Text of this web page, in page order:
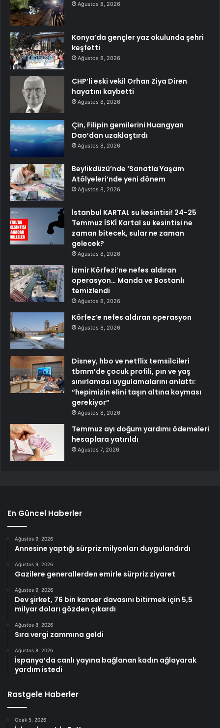
Ağustos 8, 2026
Konya’da gençler yaz okulunda şehri
keşfetti
Ağustos 8, 2026
CHP’li eski vekil Orhan Ziya Diren
hayatını kaybetti
Ağustos 8, 2026
Çin, Filipin gemilerini Huangyan
Dao’dan uzaklaştırdı
Ağustos 8, 2026
Beylikdüzü’nde ‘Sanatla Yaşam
Atölyeleri’nde yeni dönem
Ağustos 8, 2026
İstanbul KARTAL su kesintisi! 24-25
Temmuz İSKİ Kartal su kesintisi ne
zaman bitecek, sular ne zaman
gelecek?
Ağustos 8, 2026
İzmir Körfezi’ne nefes aldıran
operasyon… Manda ve Bostanlı
temizlendi
Ağustos 8, 2026
Körfez’e nefes aldıran operasyon
Ağustos 8, 2026
Disney, hbo ve netflix temsilcileri
tbmm’de çocuk profili, pın ve yaş
sınırlaması uygulamalarını anlattı:
“hepimizin elini taşın altına koyması
gerekiyor”
Ağustos 8, 2026
Temmuz ayı doğum yardımı ödemeleri
hesaplara yatırıldı
Ağustos 7, 2026
En Güncel Haberler
Ağustos 9, 2026
Annesine yaptığı sürpriz milyonları duygulandırdı
Ağustos 9, 2026
Gazilere generallerden emirle sürpriz ziyaret
Ağustos 9, 2026
Dev şirket, 76 bin kanser davasını bitirmek için 5,5
milyar doları gözden çıkardı
Ağustos 8, 2026
Sıra vergi zammına geldi
Ağustos 8, 2026
İspanya’da canlı yayına bağlanan kadın ağlayarak
yardım istedi
Rastgele Haberler
Ocak 5, 2026